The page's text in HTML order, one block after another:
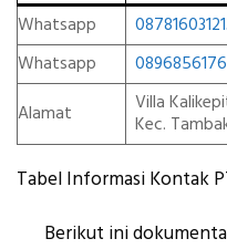
Whatsapp
Whatsapp
Alamat
Villa
Kec.
Tabel Informasi Kontak
Berikut ini